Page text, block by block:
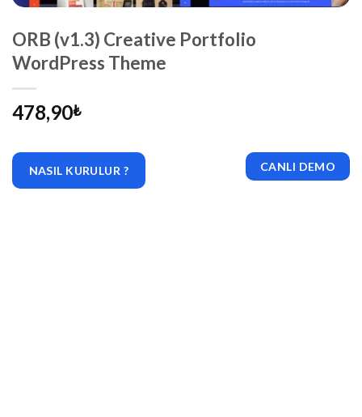
ORB (v1.3) Creative Portfolio
WordPress Theme
478,90₺
NASIL KURULUR ? CANLI DEMO